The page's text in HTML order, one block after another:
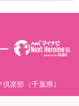
楽部（千葉県）